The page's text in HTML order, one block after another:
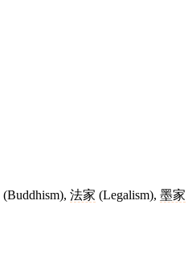
(Buddhism), 法家 (Legalism), 墨家